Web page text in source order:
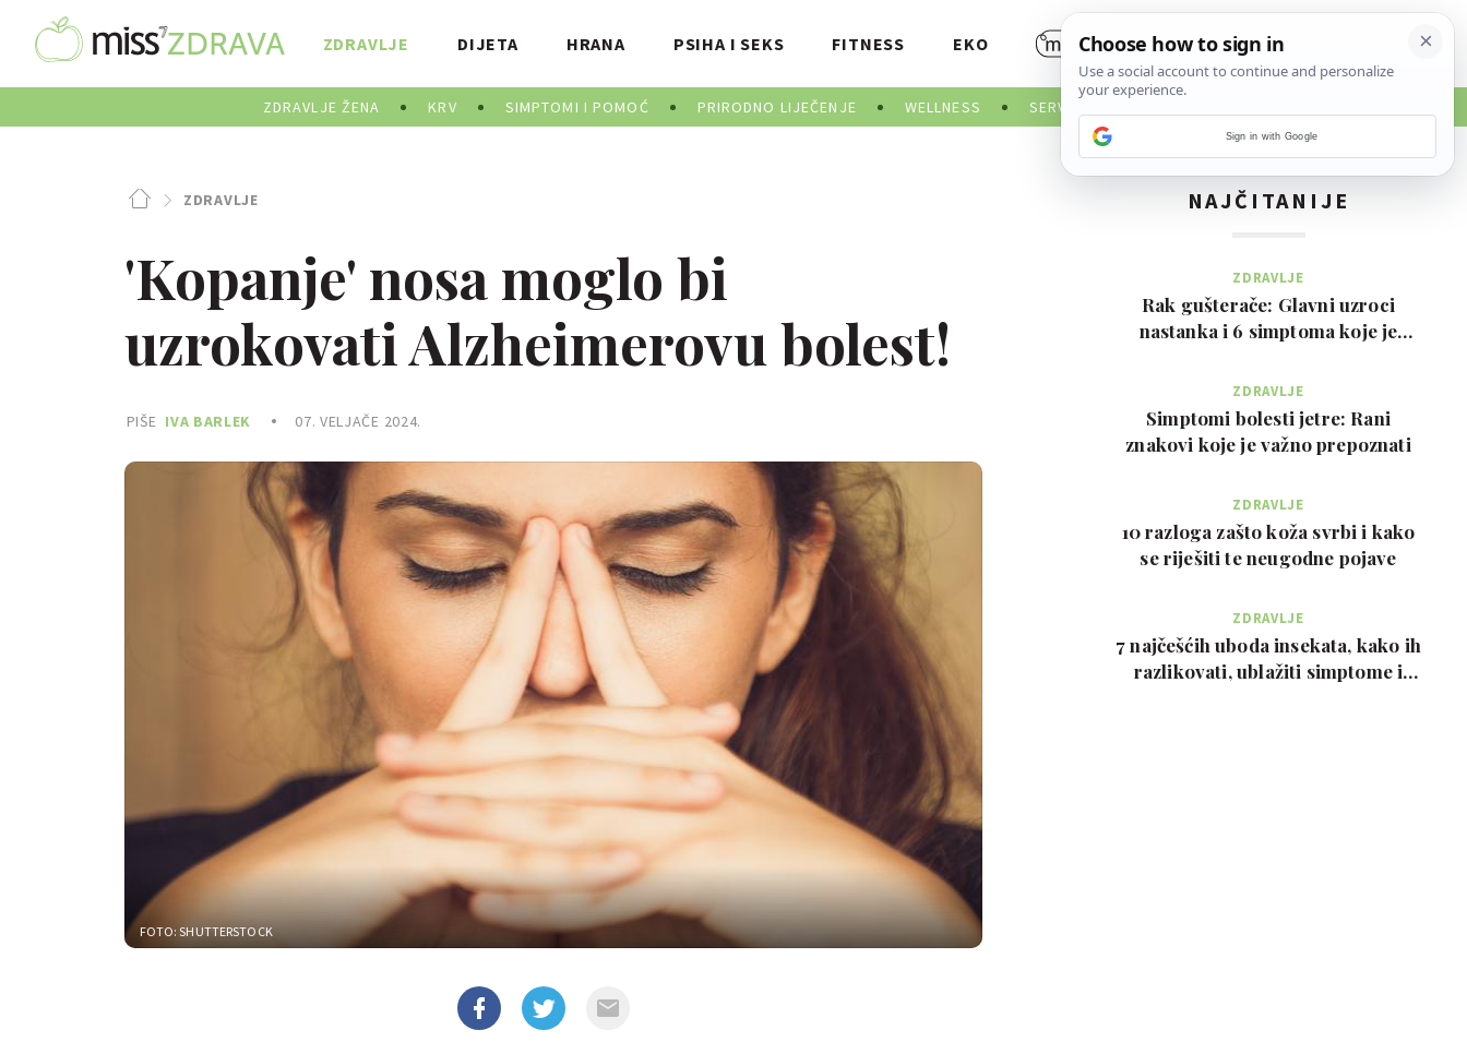
ZDRAVLJE
ZDRAVLJE ŽENA KRV SIMPTOMI I POMOĆ PRIRODNO LIJEČENJE WELLNESS SERVISNE INFORMACIJE
DIJETA HRANA PSIHA I SEKS FITNESS EKO
ZDRAVLJE
'Kopanje' nosa moglo bi
uzrokovati Alzheimerovu bolest!
PIŠE IVA BARLEK 07. VELJAČE 2024.
FOTO: SHUTTERSTOCK
NAJČITANIJE
ZDRAVLJE
Rak gušterače: Glavni uzroci
nastanka i 6 simptoma koje je
ZDRAVLJE
Simptomi bolesti jetre: Rani
znakovi koje je važno prepoznati
ZDRAVLJE
10 razloga zašto koža svrbi i kako
se riješiti te neugodne pojave
ZDRAVLJE
7 najčešćih uboda insekata, kako ih
razlikovati, ublažiti simptome i
Sign in with Google